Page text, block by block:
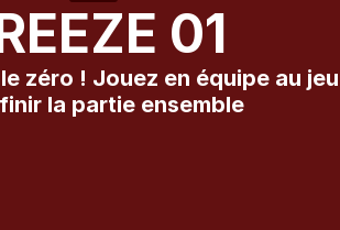
01
zéro ! Jouez en équipe au
la partie ensemble